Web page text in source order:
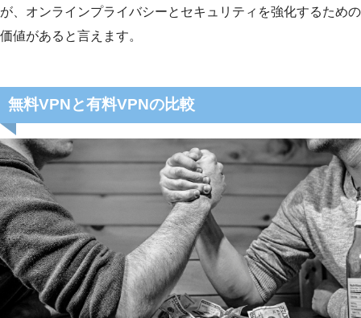
が、オンラインプライバシーとセキュリティを強化するための
価値があると言えます。
無料VPNと有料VPNの比較